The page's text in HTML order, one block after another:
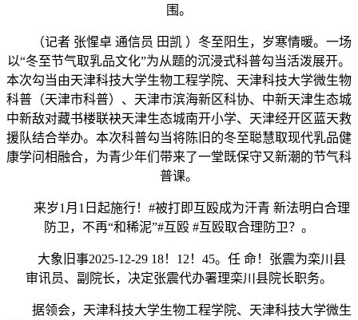
围。
（记者 张惺卓 通信员 田凯 ）冬至阳生，岁寒情暖。一场
以“冬至节气取乳品文化”为从题的沉浸式科普勾当活泼展开。
本次勾当由天津科技大学生物工程学院、天津科技大学微生物
科普（天津市科普）、天津市滨海新区科协、中新天津生态城
中新敌对藏书楼联袂天津生态城南开小学、天津经开区蓝天救
援队结合举办。本次科普勾当将陈旧的冬至聪慧取现代乳品健
康学问相融合，为青少年们带来了一堂既保守又新潮的节气科
普课。
来岁1月1日起施行！#被打即互殴成为汗青 新法明白合理
防卫，不再“和稀泥”#互殴 #互殴取合理防卫？。
大象旧事2025-12-29 18！12！45。任 命！张震为栾川县
审讯员、副院长，决定张震代办署理栾川县院长职务。
据领会，天津科技大学生物工程学院、天津科技大学微生